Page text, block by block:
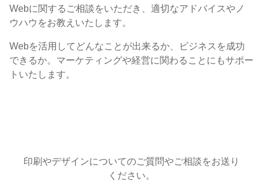
Webに関するご相談をいただき、適切なアドバイスやノ
ウハウをお教えいたします。
Webを活用してどんなことが出来るか、ビジネスを成功
できるか。マーケティングや経営に関わることにもサポー
トいたします。
印刷やデザインについてのご質問やご相談をお送り
ください。